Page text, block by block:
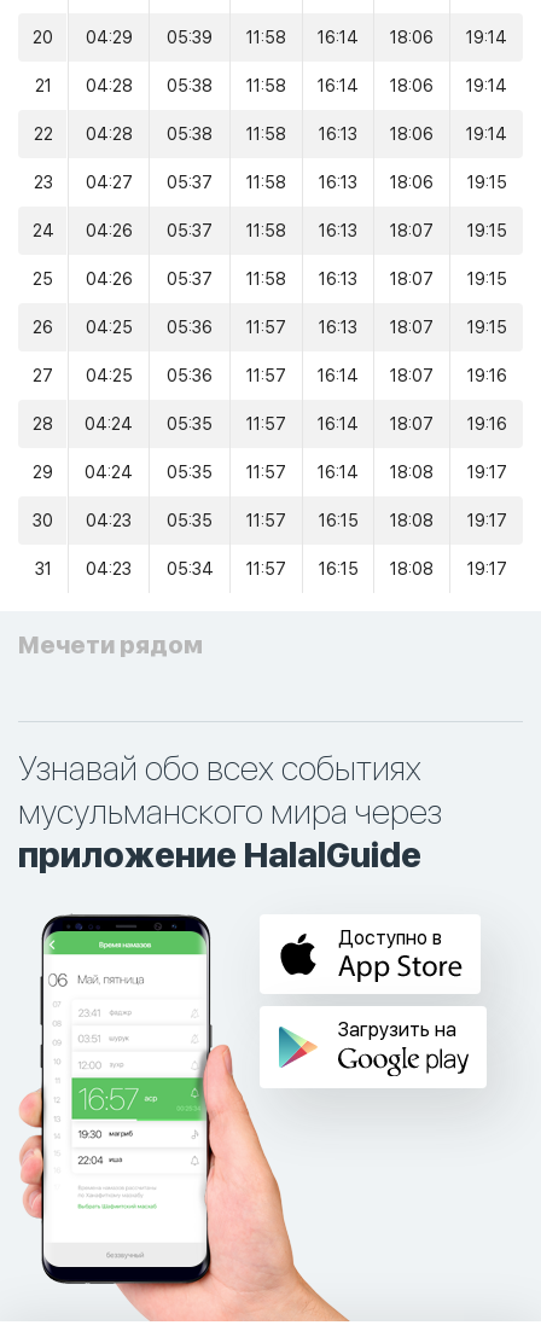
20 04:29 05:39 11:58 16:14 18:06 19:14
21 04:28 05:38 11:58 16:14 18:06 19:14
22 04:28 05:38 11:58 16:13 18:06 19:14
23 04:27 05:37 11:58 16:13 18:06 19:15
24 04:26 05:37 11:58 16:13 18:07 19:15
25 04:26 05:37 11:58 16:13 18:07 19:15
26 04:25 05:36 11:57 16:13 18:07 19:15
27 04:25 05:36 11:57 16:14 18:07 19:16
28 04:24 05:35 11:57 16:14 18:07 19:16
29 04:24 05:35 11:57 16:14 18:08 19:17
30 04:23 05:35 11:57 16:15 18:08 19:17
31 04:23 05:34 11:57 16:15 18:08 19:17
Мечети рядом
Узнавай обо всех событиях
мусульманского мира через
приложение HalalGuide
Доступно в
Загрузить на